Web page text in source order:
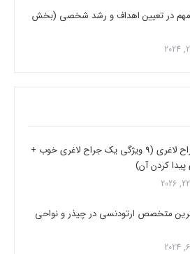
مهم در تعیین اهداف و رشد شخصی (بخش
بهترین جراح لاغری (9 ویژگی یک جراح لاغری خوب +
کردن آن)
متخصص ارتودنسی در چیذر و نواحی